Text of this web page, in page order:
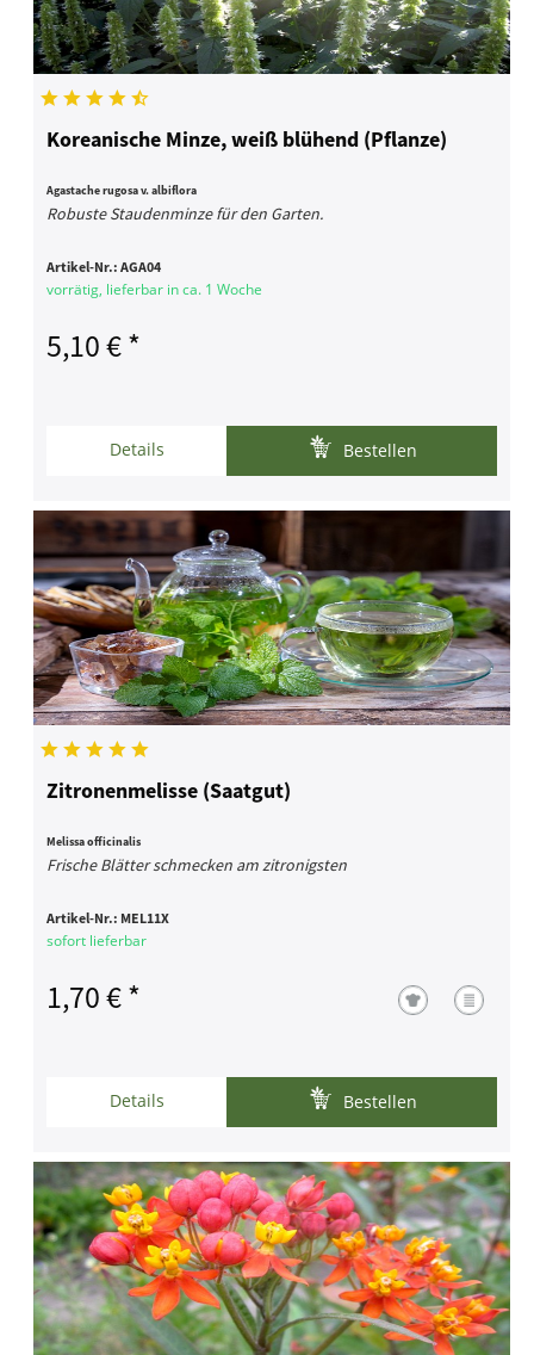
Koreanische Minze, weiß blühend (Pflanze)
Agastache rugosa v. albiflora
Robuste Staudenminze für den Garten.
Artikel-Nr.:AGA04
vorrätig, lieferbar in ca. 1 Woche
5,10 € *
Details Bestellen
Zitronenmelisse (Saatgut)
Melissa officinalis
Frische Blätter schmecken am zitronigsten
Artikel-Nr.: MEL11X
sofort lieferbar
1,70 € *
Details Bestellen